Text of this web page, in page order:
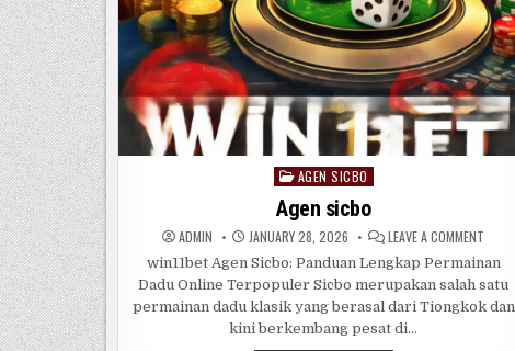
Posted
in
AGEN SICBO
Agen sicbo
ADMIN JANUARY 28, 2026 LEAVE A COMMENT
SICBO
win11bet Agen Sicbo: Panduan Lengkap Permainan
Dadu Online Terpopuler Sicbo merupakan salah satu
permainan dadu klasik yang berasal dari Tiongkok dan
kini berkembang pesat di…